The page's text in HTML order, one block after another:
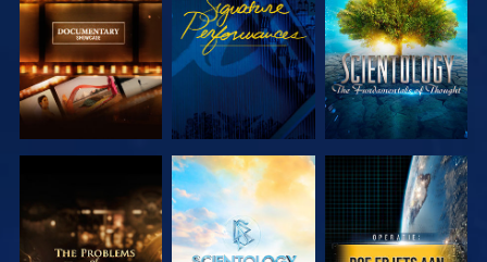
SERIE
SERIE
VERKEN DE
SERIE
VERKEN DE
SERIE
KIJK